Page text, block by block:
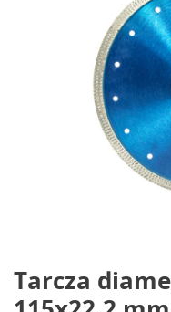
Tarcza